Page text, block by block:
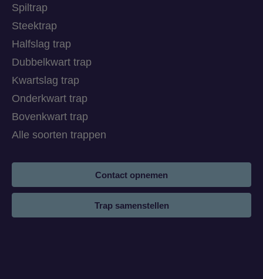
Spiltrap
Steektrap
Halfslag trap
Dubbelkwart trap
Kwartslag trap
Onderkwart trap
Bovenkwart trap
Alle soorten trappen
Contact opnemen
Trap samenstellen